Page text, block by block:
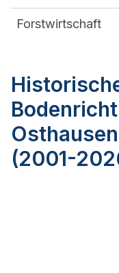
Forstwirtschaft
(2001-